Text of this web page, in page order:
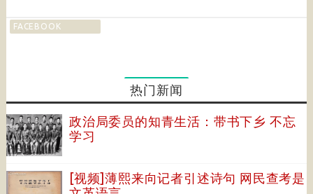
FACEBOOK
热门新闻
政治局委员的知青生活：带书下乡 不忘
学习
[视频]薄熙来向记者引述诗句 网民查考是